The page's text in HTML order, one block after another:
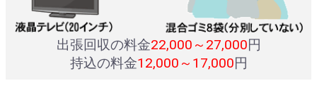
出張回収の料金22,000～27,000円
持込の料金12,000～17,000円